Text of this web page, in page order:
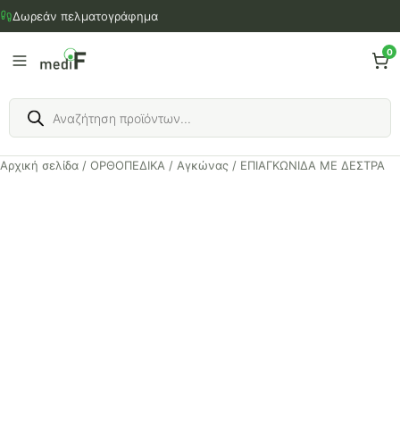
Μετάβαση
στο
περιεχόμενο
Δωρεάν πελματογράφημα
0
Products
search
Αρχική σελίδα / ΟΡΘΟΠΕΔΙΚΑ / Αγκώνας / ΕΠΙΑΓΚΩΝΙΔΑ ΜΕ ΔΕΣΤΡΑ